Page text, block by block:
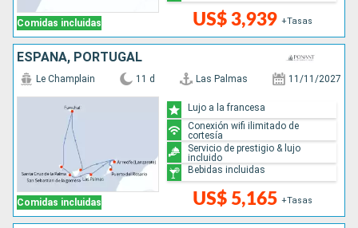
Comidas incluidas US$ 3,939 +Tasas
ESPAÑA, PORTUGAL
Comidas incluidas
Le Champlain 11 d Las Palmas 11/11/2027
US$ 5,165 +Tasas
Lujo a la francesa
Conexión wifi ilimitado de
cortesía
Servicio de prestigio & lujo
incluido
Bebidas incluidas